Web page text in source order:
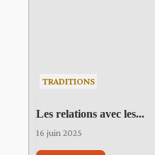
TRADITIONS
Les relations avec les...
16 juin 2025